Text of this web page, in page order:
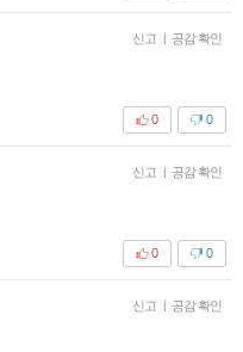
신고 | 공감 확인
0
0
신고 | 공감 확인
0
0
신고 | 공감 확인